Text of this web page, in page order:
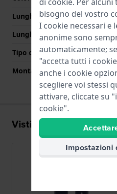
Lunghezza Parte Superiore
Lunghezza Parte Inferiore
Tipo di montatura
Montatura dritta
Si
Visti di recente
bisogno del vostro
I cookie necessari e
anonime sono
automaticamente;
"accetta tutti i
anche i cookie
scegliere voi stessi
attivare, cliccate su
cookie".
Impostazioni